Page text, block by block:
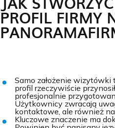
PROFIL FIRMY
Samo założenie
profil rzeczywiście
profesjonalnie
Użytkownicy zwracają
kontaktowe, ale również
Kluczowe znaczenie ma